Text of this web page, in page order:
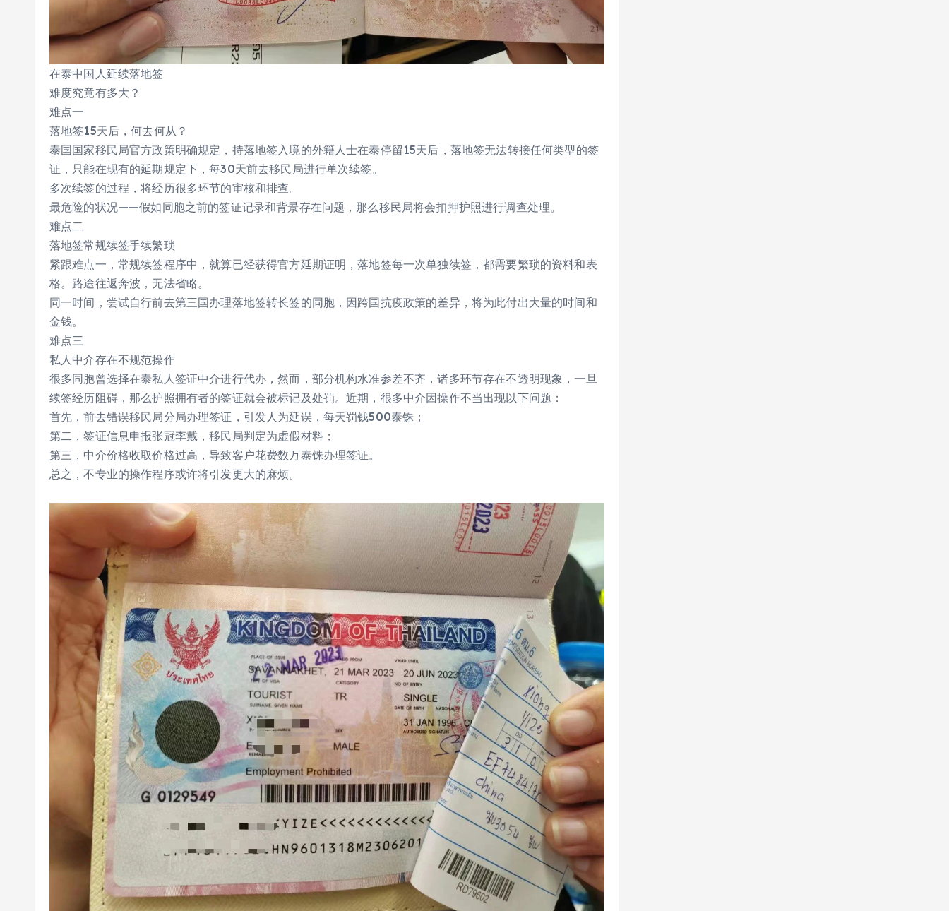
在泰中国人延续落地签
难度究竟有多大？
难点一
落地签15天后，何去何从？
泰国国家移民局官方政策明确规定，持落地签入境的外籍人士在泰停留15天后，落地签无法转接任何类型的签
证，只能在现有的延期规定下，每30天前去移民局进行单次续签。
多次续签的过程，将经历很多环节的审核和排查。
最危险的状况——假如同胞之前的签证记录和背景存在问题，那么移民局将会扣押护照进行调查处理。
难点二
落地签常规续签手续繁琐
紧跟难点一，常规续签程序中，就算已经获得官方延期证明，落地签每一次单独续签，都需要繁琐的资料和表
格。路途往返奔波，无法省略。
同一时间，尝试自行前去第三国办理落地签转长签的同胞，因跨国抗疫政策的差异，将为此付出大量的时间和
金钱。
难点三
私人中介存在不规范操作
很多同胞曾选择在泰私人签证中介进行代办，然而，部分机构水准参差不齐，诸多环节存在不透明现象，一旦
续签经历阻碍，那么护照拥有者的签证就会被标记及处罚。近期，很多中介因操作不当出现以下问题：
首先，前去错误移民局分局办理签证，引发人为延误，每天罚钱500泰铢；
第二，签证信息申报张冠李戴，移民局判定为虚假材料；
第三，中介价格收取价格过高，导致客户花费数万泰铢办理签证。
总之，不专业的操作程序或许将引发更大的麻烦。